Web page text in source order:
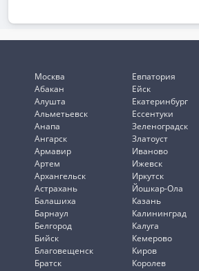
Москва
Абакан
Алушта
Альметьевск
Анапа
Ангарск
Армавир
Артем
Архангельск
Астрахань
Балашиха
Барнаул
Белгород
Бийск
Благовещенск
Братск
Евпатория
Ейск
Екатеринбург
Ессентуки
Зеленоградск
Златоуст
Иваново
Ижевск
Иркутск
Йошкар-Ола
Казань
Калининград
Калуга
Кемерово
Киров
Королев